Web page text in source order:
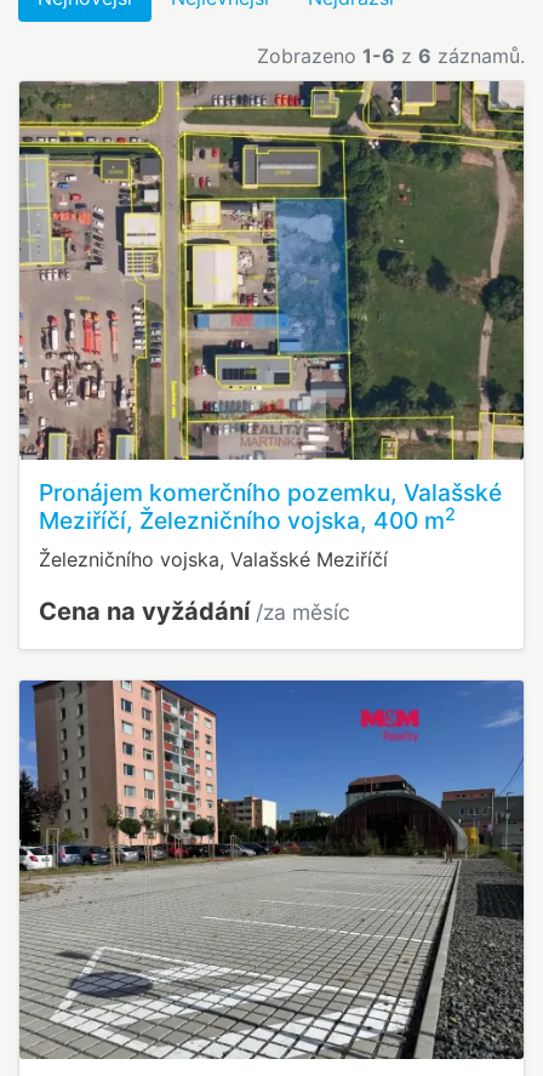
Zobrazeno 1-6 z 6 záznamů.
Pronájem komerčního pozemku, Valašské
Meziříčí, Železničního vojska, 400 m2
Železničního vojska, Valašské Meziříčí
Cena na vyžádání /za měsíc